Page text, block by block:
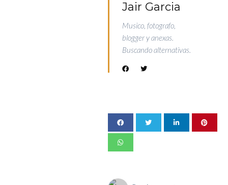
Jair Garcia
Musico, fotografo,
blogger y anexas.
Buscando alternativas.